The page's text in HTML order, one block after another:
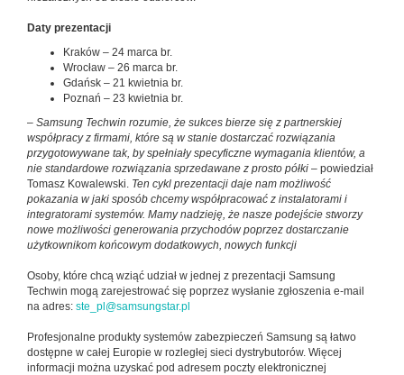
Daty prezentacji
Kraków – 24 marca br.
Wrocław – 26 marca br.
Gdańsk – 21 kwietnia br.
Poznań – 23 kwietnia br.
– Samsung Techwin rozumie, że sukces bierze się z partnerskiej
współpracy z firmami, które są w stanie dostarczać rozwiązania
przygotowywane tak, by spełniały specyficzne wymagania klientów, a
nie standardowe rozwiązania sprzedawane z prosto półki – powiedział
Tomasz Kowalewski. Ten cykl prezentacji daje nam możliwość
pokazania w jaki sposób chcemy współpracować z instalatorami i
integratorami systemów. Mamy nadzieję, że nasze podejście stworzy
nowe możliwości generowania przychodów poprzez dostarczanie
użytkownikom końcowym dodatkowych, nowych funkcji
Osoby, które chcą wziąć udział w jednej z prezentacji Samsung
Techwin mogą zarejestrować się poprzez wysłanie zgłoszenia e-mail
na adres: ste_pl@samsungstar.pl
Profesjonalne produkty systemów zabezpieczeń Samsung są łatwo
dostępne w całej Europie w rozległej sieci dystrybutorów. Więcej
informacji można uzyskać pod adresem poczty elektronicznej